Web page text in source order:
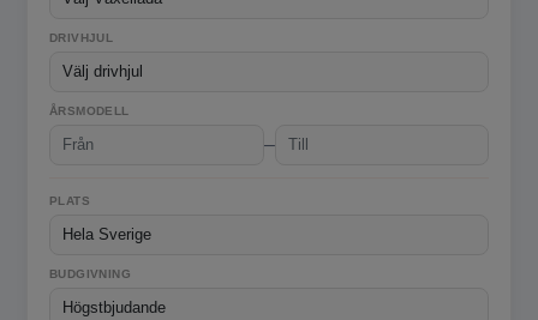
DRIVHJUL
ÅRSMODELL
–
PLATS
BUDGIVNING